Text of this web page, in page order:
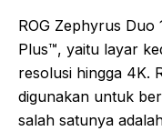
ROG Zephyrus Duo
Plus™, yaitu layar
resolusi hingga 4K.
digunakan untuk
salah satunya